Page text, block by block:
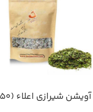
آویشن شیرازی اعلاء (۵۰گرم)